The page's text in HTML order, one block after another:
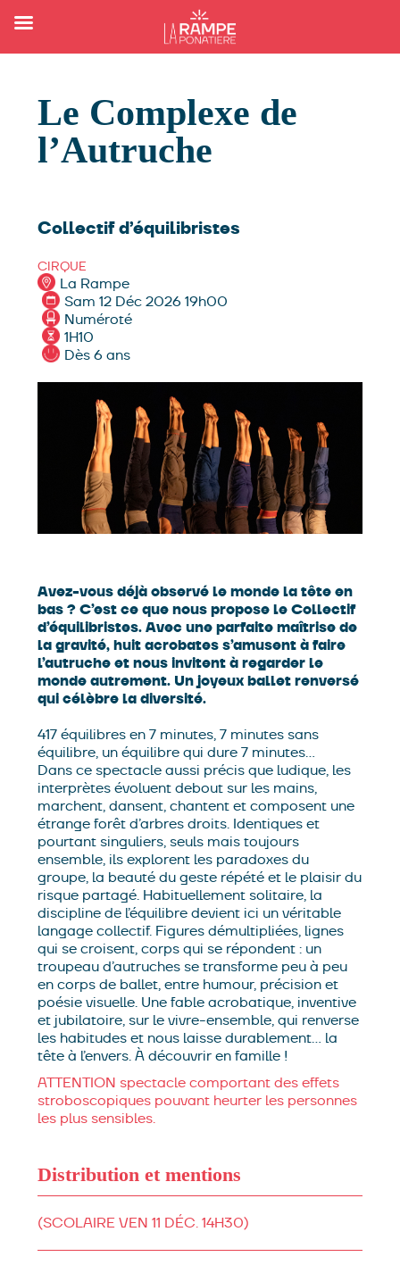
Le Complexe de
l’Autruche
Collectif d’équilibristes
CIRQUE
La Rampe
Sam 12 Déc 2026 19h00
Numéroté
1H10
Dès 6 ans
Avez-vous déjà observé le monde la tête en
bas ? C’est ce que nous propose le Collectif
d’équilibristes. Avec une parfaite maîtrise de
la gravité, huit acrobates s’amusent à faire
l’autruche et nous invitent à regarder le
monde autrement. Un joyeux ballet renversé
qui célèbre la diversité.
417 équilibres en 7 minutes, 7 minutes sans
équilibre, un équilibre qui dure 7 minutes…
Dans ce spectacle aussi précis que ludique, les
interprètes évoluent debout sur les mains,
marchent, dansent, chantent et composent une
étrange forêt d’arbres droits. Identiques et
pourtant singuliers, seuls mais toujours
ensemble, ils explorent les paradoxes du
groupe, la beauté du geste répété et le plaisir du
risque partagé. Habituellement solitaire, la
discipline de l’équilibre devient ici un véritable
langage collectif. Figures démultipliées, lignes
qui se croisent, corps qui se répondent : un
troupeau d’autruches se transforme peu à peu
en corps de ballet, entre humour, précision et
poésie visuelle. Une fable acrobatique, inventive
et jubilatoire, sur le vivre-ensemble, qui renverse
les habitudes et nous laisse durablement… la
tête à l’envers. À découvrir en famille !
ATTENTION spectacle comportant des effets
stroboscopiques pouvant heurter les personnes
les plus sensibles.
Distribution et mentions
Froidevaux, Charlie Courvoisier, Christelle
(SCOLAIRE VEN 11 DÉC. 14H30)